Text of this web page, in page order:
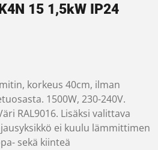
15 1,5kW IP24
korkeus 40cm, ilman
1500W, 230-240V.
RAL9016. Lisäksi valittava
ei kuulu lämmittimen
sekä kiinteä